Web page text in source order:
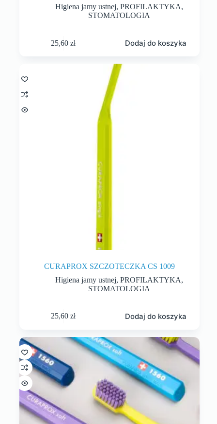
Higiena jamy ustnej,PROFILAKTYKA,
STOMATOLOGIA
25,60zł Dodaj do koszyka
CURAPROX SZCZOTECZKA CS 1009
Higiena jamy ustnej,PROFILAKTYKA,
STOMATOLOGIA
25,60zł Dodaj do koszyka